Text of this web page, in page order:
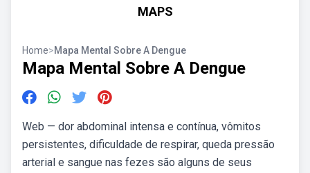
MAPS
Home>Mapa Mental Sobre A Dengue
Mapa Mental Sobre A Dengue
Web — dor abdominal intensa e contínua, vômitos
persistentes, dificuldade de respirar, queda pressão
arterial e sangue nas fezes são alguns de seus